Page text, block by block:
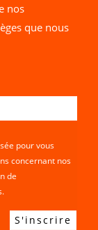
nos
que nous
pour vous
concernant nos
de